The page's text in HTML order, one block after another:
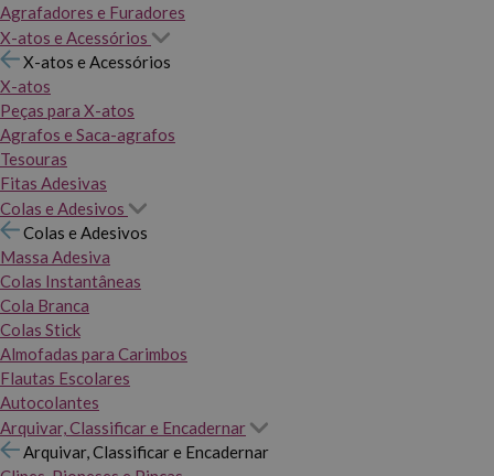
Agrafadores e Furadores
X-atos e Acessórios
X-atos e Acessórios
X-atos
Peças para X-atos
Agrafos e Saca-agrafos
Tesouras
Fitas Adesivas
Colas e Adesivos
Colas e Adesivos
Massa Adesiva
Colas Instantâneas
Cola Branca
Colas Stick
Almofadas para Carimbos
Flautas Escolares
Autocolantes
Arquivar, Classificar e Encadernar
Arquivar, Classificar e Encadernar